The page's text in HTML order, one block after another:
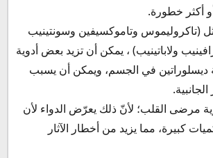
أكثر خطورة.
(تاكروليموس وتاموكسيفين وسونتينيب
ولاباتينيب) ، يمكن أن تزيد بعض أدوية
في الجسم، ويمكن أن يسبب
مرضى القلب؛ لأنّ ذلك يعرّض الدواء لأن
كبيرة، مما يزيد من أخطار الآثار